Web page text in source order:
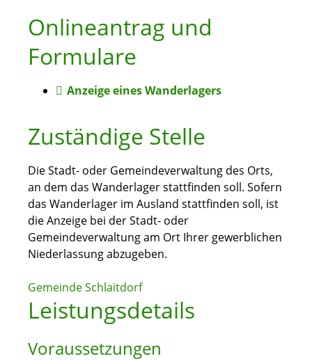
Onlineantrag und
Formulare
Anzeige eines Wanderlagers
Zuständige Stelle
Die Stadt- oder Gemeindeverwaltung des Orts,
an dem das Wanderlager stattfinden soll. Sofern
das Wanderlager im Ausland stattfinden soll, ist
die Anzeige bei der Stadt- oder
Gemeindeverwaltung am Ort Ihrer gewerblichen
Niederlassung abzugeben.
Gemeinde Schlaitdorf
Leistungsdetails
Voraussetzungen